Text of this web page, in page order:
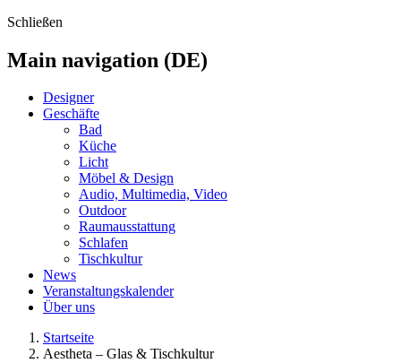
Schließen
Main navigation (DE)
Designer
Geschäfte
Bad
Küche
Licht
Möbel & Design
Audio, Multimedia, Video
Outdoor
Raumausstattung
Schlafen
Tischkultur
News
Veranstaltungskalender
Über uns
Startseite
Aestheta – Glas & Tischkultur